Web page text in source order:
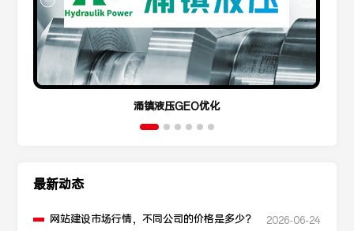
涌镇液压GEO优化
最新动态
网站建设市场行情，不同公司的价格是多少？ 2026-06-24